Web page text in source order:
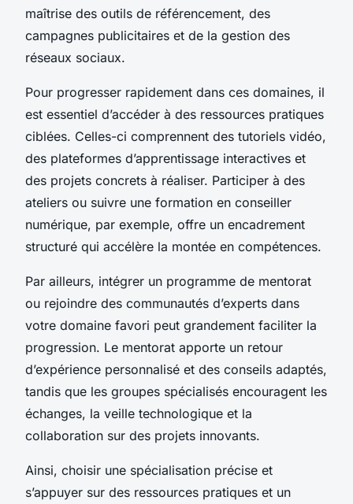
maîtrise des outils de référencement, des
campagnes publicitaires et de la gestion des
réseaux sociaux.
Pour progresser rapidement dans ces domaines, il
est essentiel d’accéder à des ressources pratiques
ciblées. Celles-ci comprennent des tutoriels vidéo,
des plateformes d’apprentissage interactives et
des projets concrets à réaliser. Participer à des
ateliers ou suivre une formation en conseiller
numérique, par exemple, offre un encadrement
structuré qui accélère la montée en compétences.
Par ailleurs, intégrer un programme de mentorat
ou rejoindre des communautés d’experts dans
votre domaine favori peut grandement faciliter la
progression. Le mentorat apporte un retour
d’expérience personnalisé et des conseils adaptés,
tandis que les groupes spécialisés encouragent les
échanges, la veille technologique et la
collaboration sur des projets innovants.
Ainsi, choisir une spécialisation précise et
s’appuyer sur des ressources pratiques et un